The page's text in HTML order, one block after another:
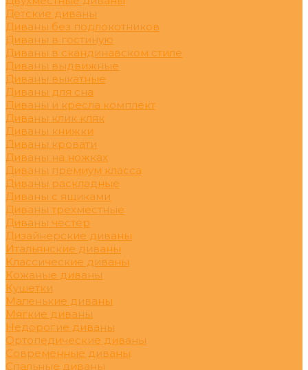
Детские диваны
Диваны без подлокотников
Диваны в гостиную
Диваны в скандинавском стиле
Диваны выдвижные
Диваны выкатные
Диваны для сна
Диваны и кресла комплект
Диваны клик кляк
Диваны книжки
Диваны кровати
Диваны на ножках
Диваны премиум класса
Диваны раскладные
Диваны с ящиками
Диваны трехместные
Диваны честер
Дизайнерские диваны
Итальянские диваны
Классические диваны
Кожаные диваны
Кушетки
Маленькие диваны
Мягкие диваны
Недорогие диваны
Ортопедические диваны
Современные диваны
Спальные диваны